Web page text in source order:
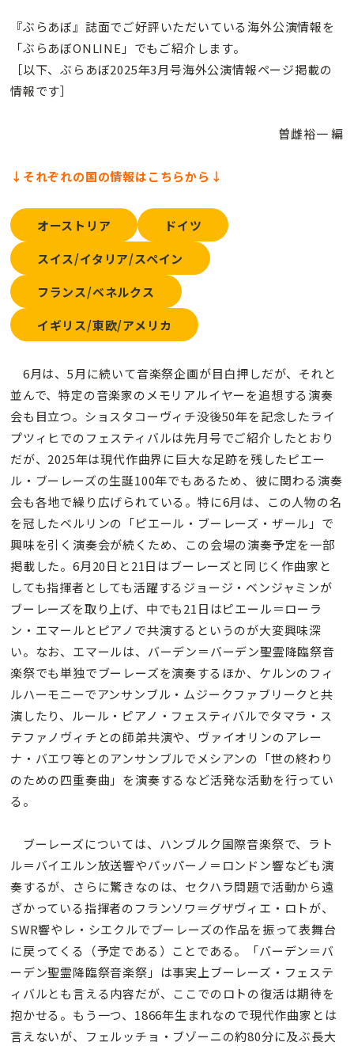
『ぶらあぼ』誌面でご好評いただいている海外公演情報を
「ぶらあぼONLINE」でもご紹介します。
［以下、ぶらあぼ2025年3月号海外公演情報ページ掲載の
情報です］
曽雌裕一 編
↓それぞれの国の情報はこちらから↓
オーストリア
ドイツ
スイス/イタリア/スペイン
フランス/ベネルクス
イギリス/東欧/アメリカ
6月は、5月に続いて音楽祭企画が目白押しだが、それと
並んで、特定の音楽家のメモリアルイヤーを追想する演奏
会も目立つ。ショスタコーヴィチ没後50年を記念したライ
プツィヒでのフェスティバルは先月号でご紹介したとおり
だが、2025年は現代作曲界に巨大な足跡を残したピエー
ル・ブーレーズの生誕100年でもあるため、彼に関わる演奏
会も各地で繰り広げられている。特に6月は、この人物の名
を冠したベルリンの「ピエール・ブーレーズ・ザール」で
興味を引く演奏会が続くため、この会場の演奏予定を一部
掲載した。6月20日と21日はブーレーズと同じく作曲家と
しても指揮者としても活躍するジョージ・ベンジャミンが
ブーレーズを取り上げ、中でも21日はピエール＝ローラ
ン・エマールとピアノで共演するというのが大変興味深
い。なお、エマールは、バーデン＝バーデン聖霊降臨祭音
楽祭でも単独でブーレーズを演奏するほか、ケルンのフィ
ルハーモニーでアンサンブル・ムジークファブリークと共
演したり、ルール・ピアノ・フェスティバルでタマラ・ス
テファノヴィチとの師弟共演や、ヴァイオリンのアレー
ナ・バエワ等とのアンサンブルでメシアンの「世の終わり
のための四重奏曲」を演奏するなど活発な活動を行ってい
る。
ブーレーズについては、ハンブルク国際音楽祭で、ラト
ル＝バイエルン放送響やパッパーノ＝ロンドン響なども演
奏するが、さらに驚きなのは、セクハラ問題で活動から遠
ざかっている指揮者のフランソワ＝グザヴィエ・ロトが、
SWR響やレ・シエクルでブーレーズの作品を振って表舞台
に戻ってくる（予定である）ことである。「バーデン＝バ
ーデン聖霊降臨祭音楽祭」は事実上ブーレーズ・フェステ
ィバルとも言える内容だが、ここでのロトの復活は期待を
抱かせる。もう一つ、1866年生まれなので現代作曲家とは
言えないが、フェルッチョ・ブゾーニの約80分に及ぶ長大